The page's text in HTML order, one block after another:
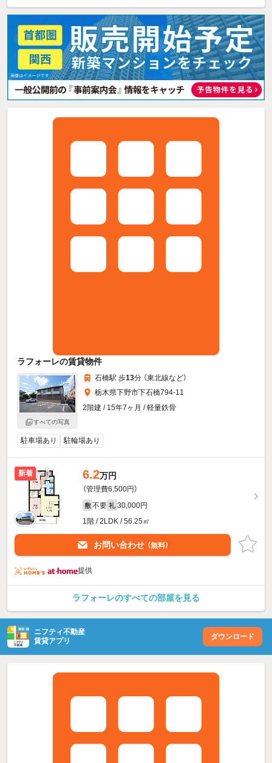
ラフォーレの賃貸物件
すべての写真
石橋駅 歩13分 （東北線など）
栃木県下野市下石橋794-11
2階建 / 15年7ヶ月 / 軽量鉄骨
駐車場あり 駐輪場あり
新着 6.2万円
（管理費6,500円）
敷 不要 礼 30,000円
1階 / 2LDK / 56.25㎡
お問い合わせ （無料）
提供
ラフォーレのすべての部屋を見る
ニフティ不動産
賃貸アプリ
ダウンロード